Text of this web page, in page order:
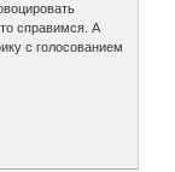
справимся. А
с голосованием